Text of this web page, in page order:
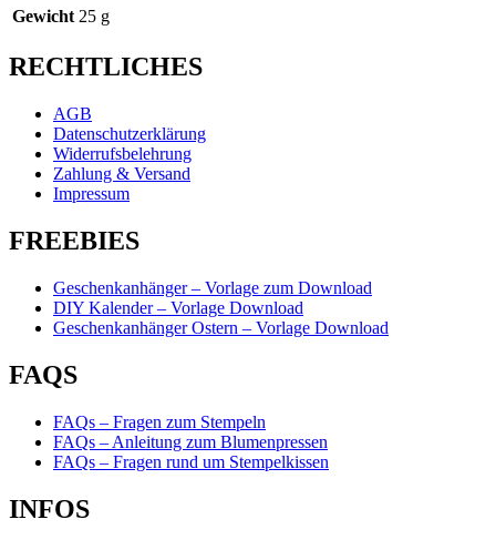
Gewicht 25 g
RECHTLICHES
AGB
Datenschutzerklärung
Widerrufsbelehrung
Zahlung & Versand
Impressum
FREEBIES
Geschenkanhänger – Vorlage zum Download
DIY Kalender – Vorlage Download
Geschenkanhänger Ostern – Vorlage Download
FAQS
FAQs – Fragen zum Stempeln
FAQs – Anleitung zum Blumenpressen
FAQs – Fragen rund um Stempelkissen
INFOS